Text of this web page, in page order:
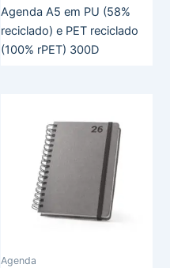
Agenda A5 em PU (58%
reciclado) e PET reciclado
(100% rPET) 300D
Agenda